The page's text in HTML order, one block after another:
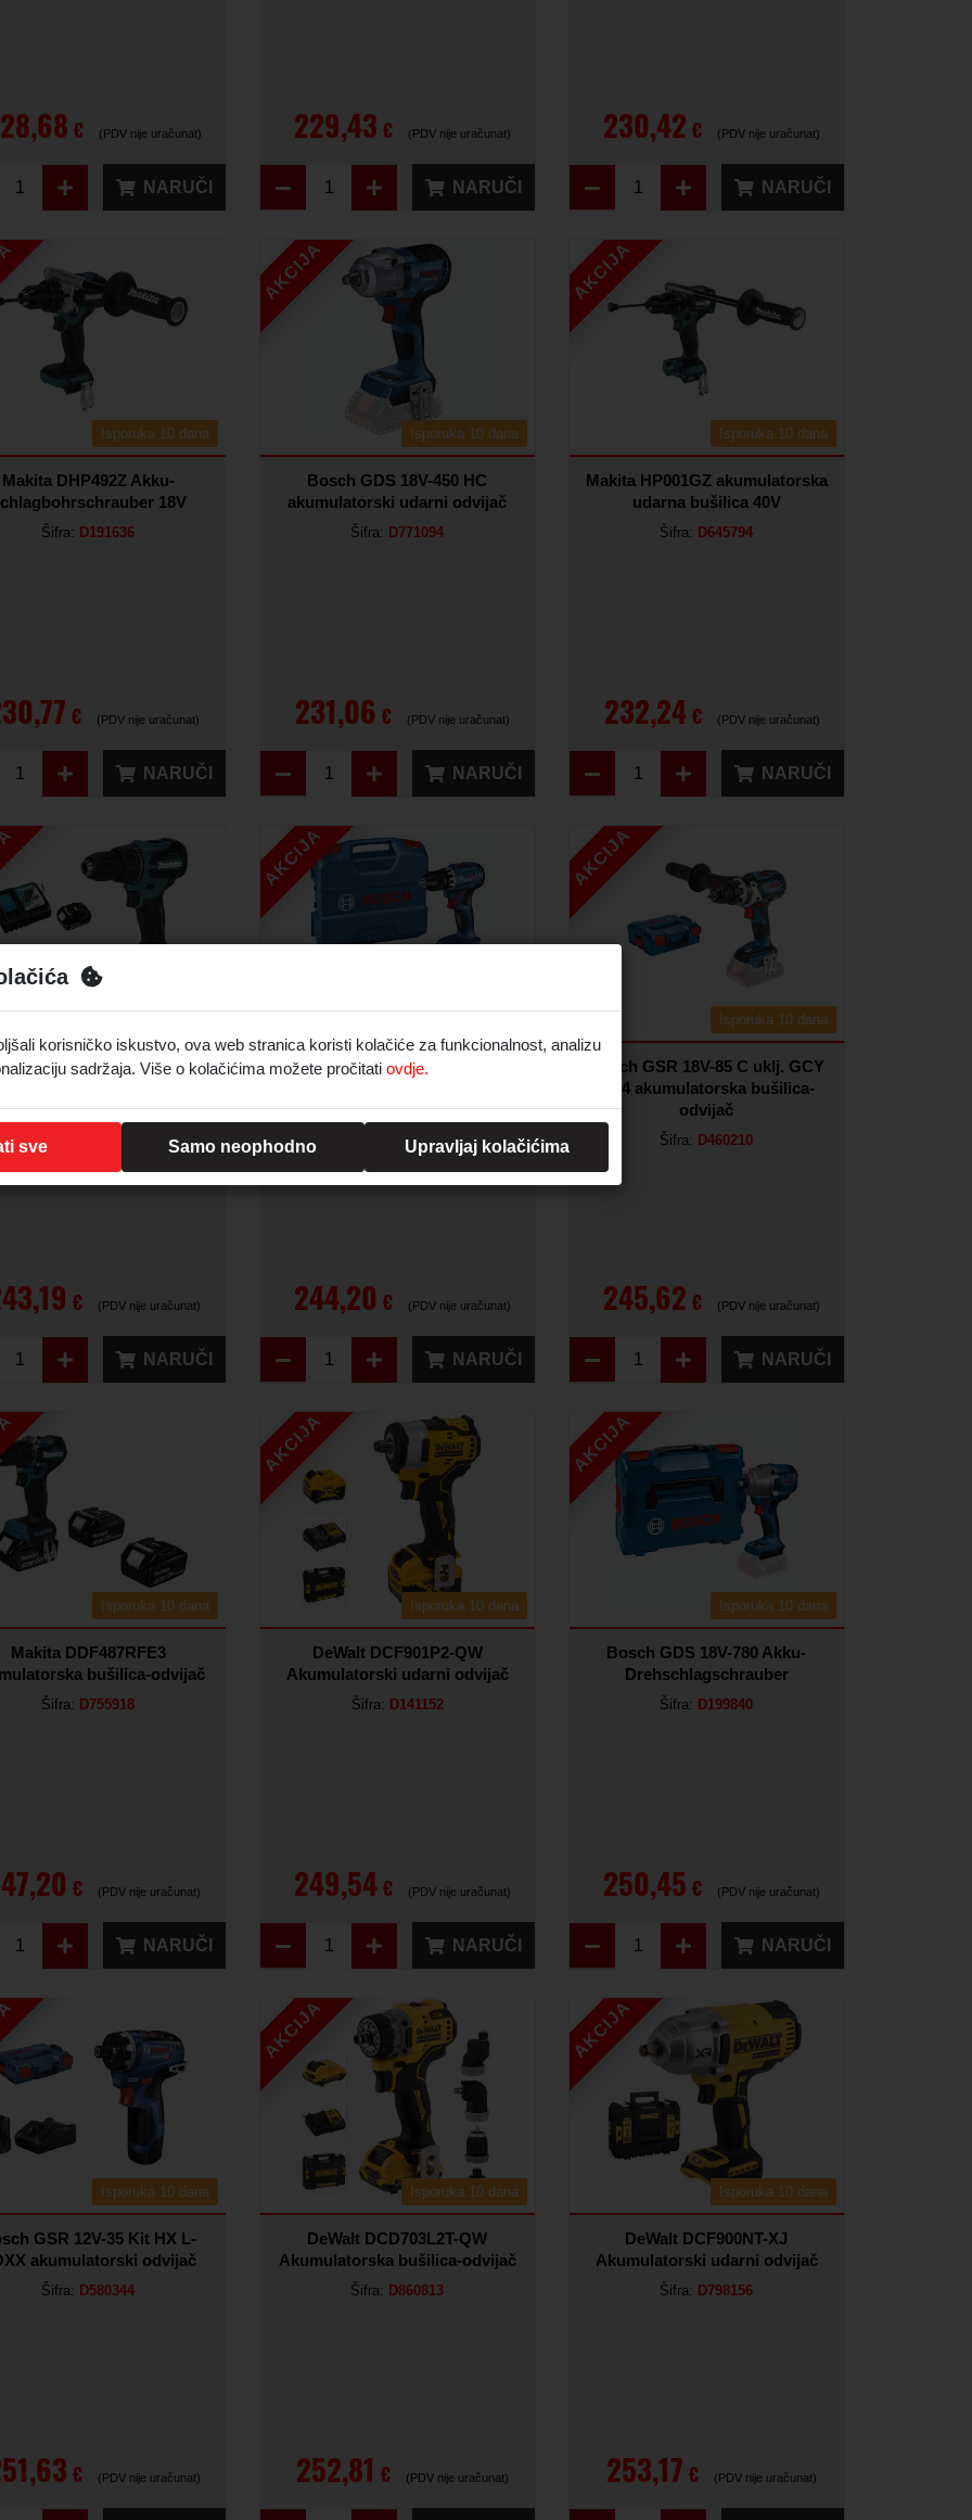
€ (PDV nije uračunat)
NARUČI
229,43 € (PDV nije uračunat)
NARUČI
230,42 € (PDV nije uračunat)
NARUČI
Isporuka 10 dana
Makita DHP492Z Akku-
18V
Šifra: D191636
€ (PDV nije uračunat)
NARUČI
AKCIJA
Isporuka 10 dana
Bosch GDS 18V-450 HC
akumulatorski udarni odvijač
Šifra: D771094
231,06 € (PDV nije uračunat)
NARUČI
AKCIJA
Isporuka 10 dana
Makita HP001GZ akumulatorska
udarna bušilica 40V
Šifra: D645794
232,24 € (PDV nije uračunat)
NARUČI
DHP490RFX3 Akku-
Šifra:D191531
€ (PDV nije uračunat)
NARUČI
AKCIJA
Bosch GSR 18V-45 (2x2,0Ah,
Šifra:D844587
244,20 € (PDV nije uračunat)
NARUČI
AKCIJA
Isporuka 10 dana
Bosch GSR 18V-85 C uklj. GCY
30-4 akumulatorska bušilica-
odvijač
Šifra: D460210
245,62 € (PDV nije uračunat)
NARUČI
Isporuka 10 dana
Makita DDF487RFE3
bušilica-odvijač
Šifra: D755918
€ (PDV nije uračunat)
NARUČI
AKCIJA
Isporuka 10 dana
DeWalt DCF901P2-QW
Akumulatorski udarni odvijač
Šifra: D141152
249,54 € (PDV nije uračunat)
NARUČI
AKCIJA
Isporuka 10 dana
Bosch GDS 18V-780 Akku-
Drehschlagschrauber
Šifra: D199840
250,45 € (PDV nije uračunat)
NARUČI
Isporuka 10 dana
GSR 12V-35 Kit HX L-
akumulatorski odvijač
Šifra: D580344
€ (PDV nije uračunat)
AKCIJA
Isporuka 10 dana
DeWalt DCD703L2T-QW
Akumulatorska bušilica-odvijač
Šifra: D860813
252,81 € (PDV nije uračunat)
AKCIJA
Isporuka 10 dana
DeWalt DCF900NT-XJ
Akumulatorski udarni odvijač
Šifra: D798156
253,17 € (PDV nije uračunat)
korisničko iskustvo, ova web stranica koristi kolačiće za funkcionalnost, analizu
sadržaja. Više o kolačićima možete pročitati ovdje.
sve Samo neophodno Upravljaj kolačićima